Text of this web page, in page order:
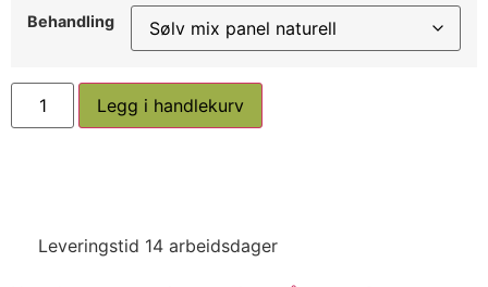
Behandling
Legg i handlekurv
Leveringstid 14 arbeidsdager